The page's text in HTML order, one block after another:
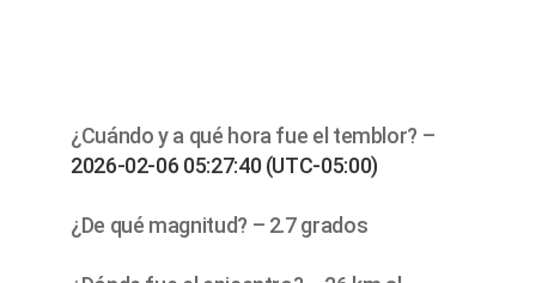
¿Cuándo y a qué hora fue el temblor? –
2026-02-06 05:27:40 (UTC-05:00)
¿De qué magnitud? – 2.7 grados